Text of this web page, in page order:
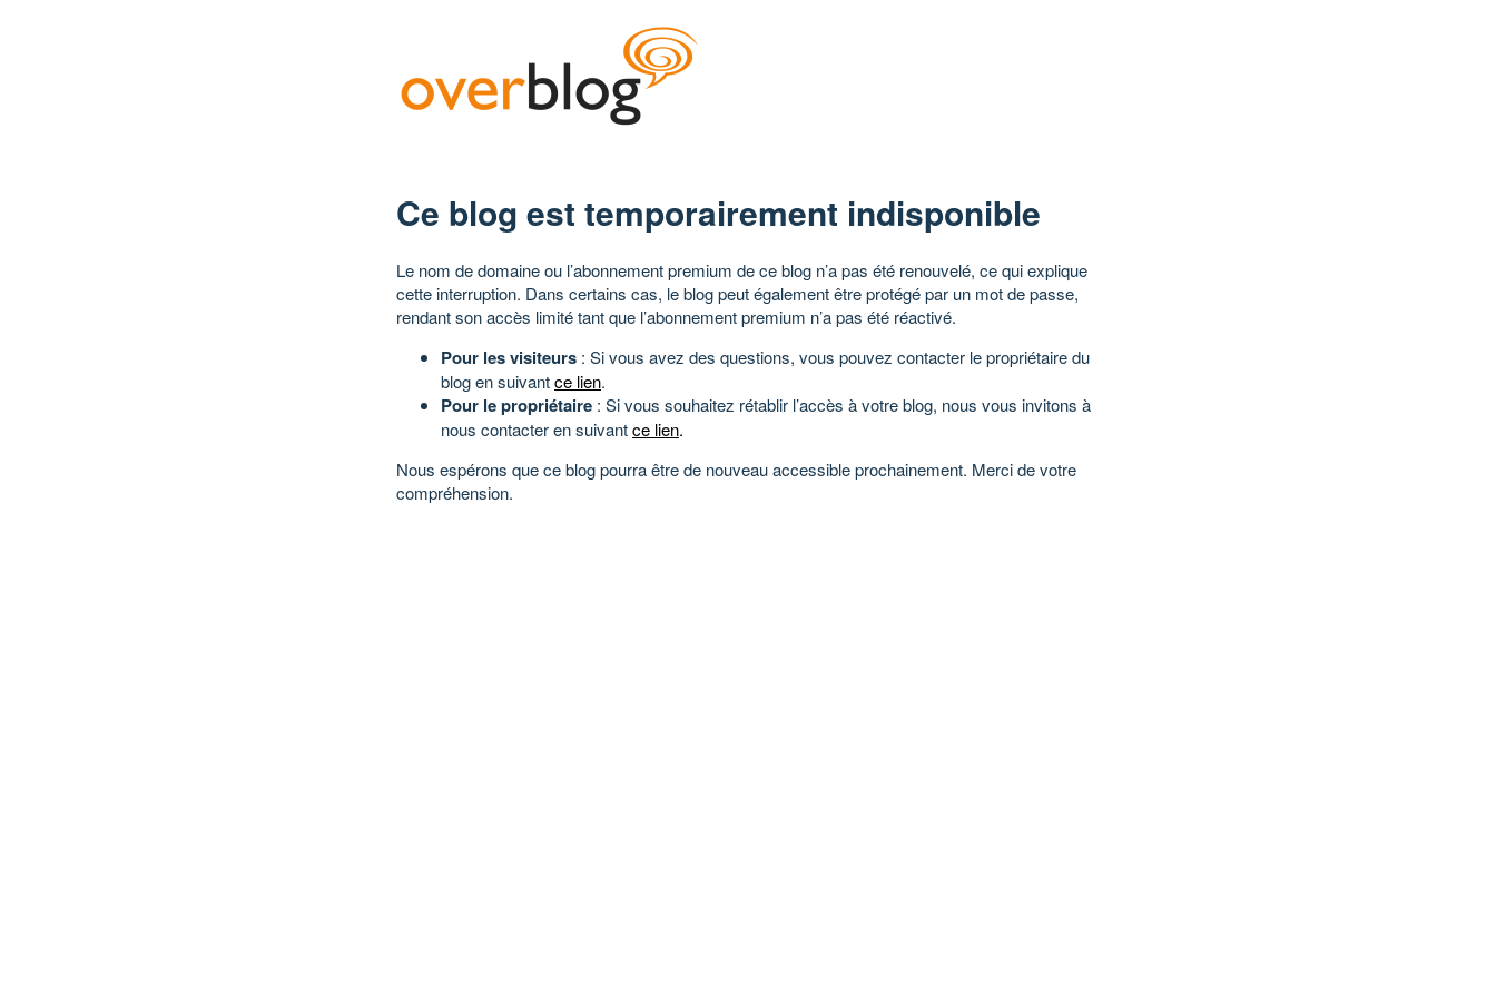
Ce blog est temporairement indisponible
Le nom de domaine ou l’abonnement premium de ce blog n’a pas été renouvelé, ce qui explique
cette interruption. Dans certains cas, le blog peut également être protégé par un mot de passe,
rendant son accès limité tant que l’abonnement premium n’a pas été réactivé.
Pour les visiteurs : Si vous avez des questions, vous pouvez contacter le propriétaire du
blog en suivantce lien.
Pour le propriétaire : Si vous souhaitez rétablir l’accès à votre blog, nous vous invitons à
nous contacter en suivantce lien.
Nous espérons que ce blog pourra être de nouveau accessible prochainement. Merci de votre
compréhension.